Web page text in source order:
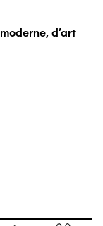
d'art